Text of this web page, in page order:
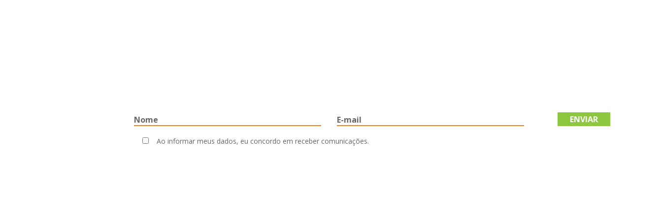
Ao informar meus dados, eu concordo em receber comunicações.